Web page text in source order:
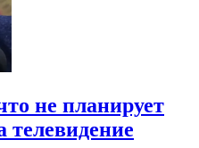
не планирует
телевидение